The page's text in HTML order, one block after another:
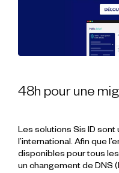
48h pour une
Les solutions Sis ID sont
l’international. Afin que
disponibles pour tous
un changement de DNS